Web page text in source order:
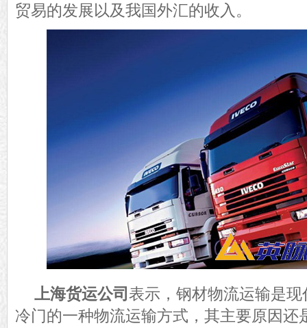
贸易的发展以及我国外汇的收入。
上海货运公司表示，钢材物流运输是
冷门的一种物流运输方式，其主要原因还